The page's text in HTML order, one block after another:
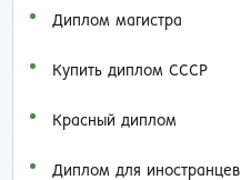
Диплом магистра
Купить диплом СССР
Красный диплом
Диплом для иностранцев